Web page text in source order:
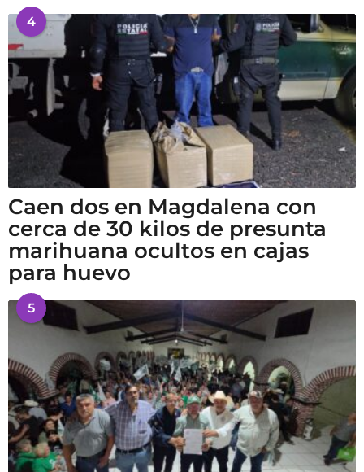
4
Caen dos en Magdalena con
cerca de 30 kilos de presunta
marihuana ocultos en cajas
para huevo
5